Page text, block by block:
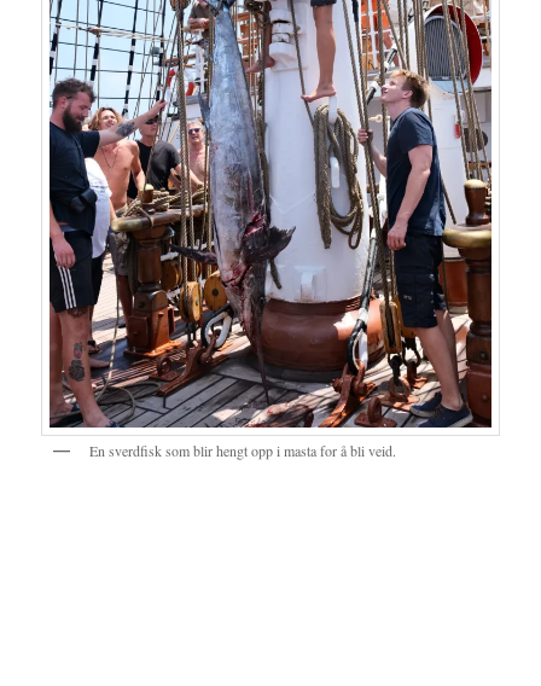
En sverdfisk som blir hengt opp i masta for å bli veid.